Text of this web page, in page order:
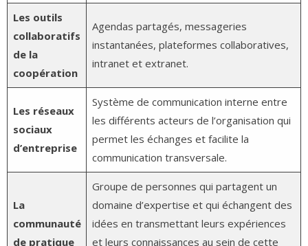
Les outils
collaboratifs
de la
coopération
Agendas partagés, messageries
instantanées, plateformes collaboratives,
intranet et extranet.
Les réseaux
sociaux
d’entreprise
Système de communication interne entre
les différents acteurs de l’organisation qui
permet les échanges et facilite la
communication transversale.
La
communauté
de pratique
Groupe de personnes qui partagent un
domaine d’expertise et qui échangent des
idées en transmettant leurs expériences
et leurs connaissances au sein de cette